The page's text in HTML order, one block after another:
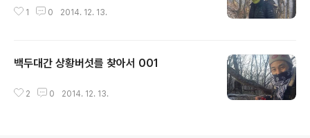
1 0 2014. 12. 13.
백두대간 상황버섯를 찾아서 001
2 0 2014. 12. 13.